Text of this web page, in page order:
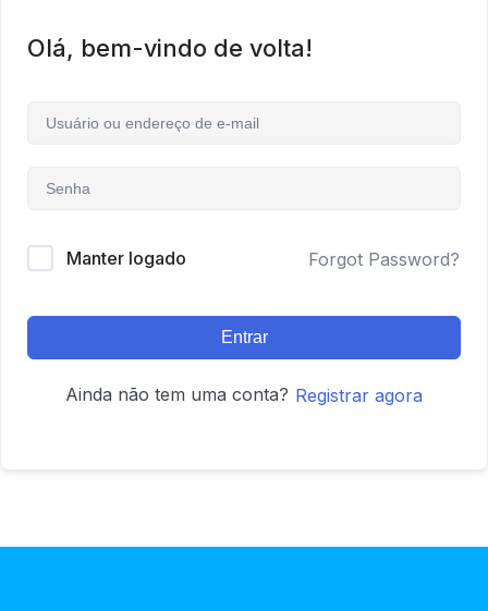
Olá, bem-vindo de volta!
Manter logado Forgot Password?
Entrar
Ainda não tem uma conta? Registrar agora